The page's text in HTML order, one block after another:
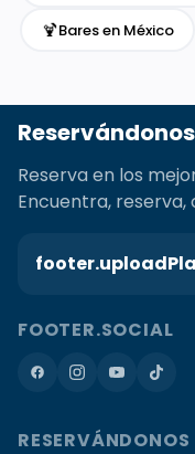
🍹Bares en México
Reservándonos
Reserva en los
Encuentra, reserva,
FOOTER.SOCIAL
RESERVÁNDONOS